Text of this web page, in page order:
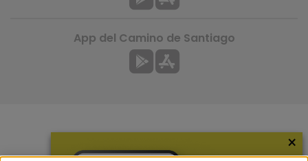
App del Camino de Santiago
×